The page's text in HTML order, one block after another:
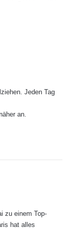
Jeden Tag
an.
zu einem Top-
hat alles